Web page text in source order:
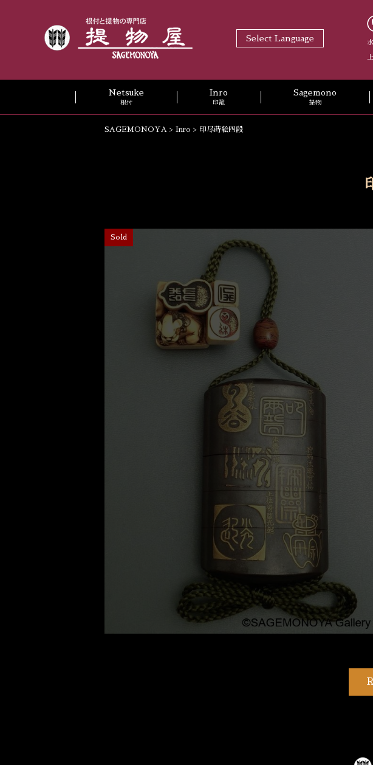
Select Language
Netsuke
根付
Inro
印籠
Sagemono
提物
SAGEMONOYA > Inro > 印尽蒔絵四段
Sold